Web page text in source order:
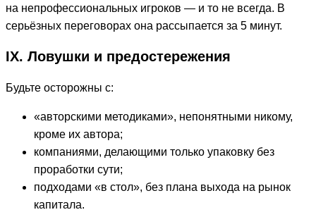
на непрофессиональных игроков — и то не всегда. В
серьёзных переговорах она рассыпается за 5 минут.
IX. Ловушки и предостережения
Будьте осторожны с:
«авторскими методиками», непонятными никому,
кроме их автора;
компаниями, делающими только упаковку без
проработки сути;
подходами «в стол», без плана выхода на рынок
капитала.